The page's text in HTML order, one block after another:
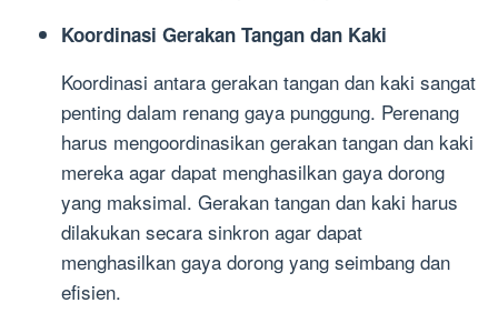
Koordinasi Gerakan Tangan dan Kaki
Koordinasi antara gerakan tangan dan kaki sangat
penting dalam renang gaya punggung. Perenang
harus mengoordinasikan gerakan tangan dan kaki
mereka agar dapat menghasilkan gaya dorong
yang maksimal. Gerakan tangan dan kaki harus
dilakukan secara sinkron agar dapat
menghasilkan gaya dorong yang seimbang dan
efisien.